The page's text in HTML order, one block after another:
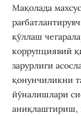
Мақолада
қўллаш
коррупциявий
зарурлиги
қонунчиликни
йўналишлари
аниқлаштириш,